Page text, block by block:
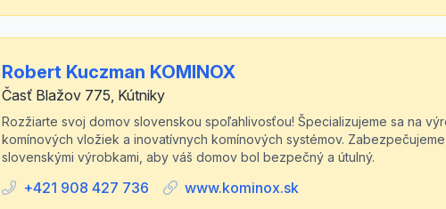
Robert Kuczman KOMINOX
Časť Blažov 775, Kútniky
Rozžiarte svoj domov slovenskou spoľahlivosťou! Špecializujeme sa na
komínových vložiek a inovatívnych komínových systémov.
slovenskými výrobkami, aby váš domov bol bezpečný a útulný.
+421 908 427 736 www.kominox.sk